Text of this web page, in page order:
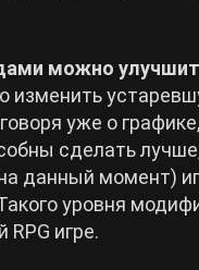
можно
изменить
уже о
сделать
данный момент)
уровня
RPG игре.